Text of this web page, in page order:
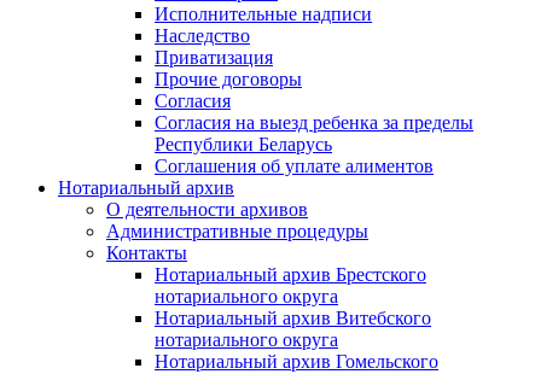
Исполнительные надписи
Наследство
Приватизация
Прочие договоры
Согласия
Согласия на выезд ребенка за пределы
Республики Беларусь
Соглашения об уплате алиментов
Нотариальный архив
О деятельности архивов
Административные процедуры
Контакты
Нотариальный архив Брестского
нотариального округа
Нотариальный архив Витебского
нотариального округа
Нотариальный архив Гомельского